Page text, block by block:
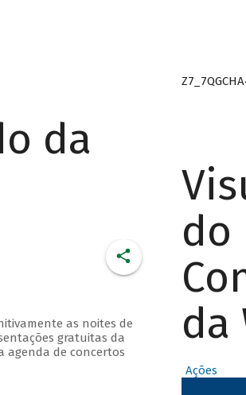
da
as noites de
gratuitas da
agenda de concertos
do
da
Ações